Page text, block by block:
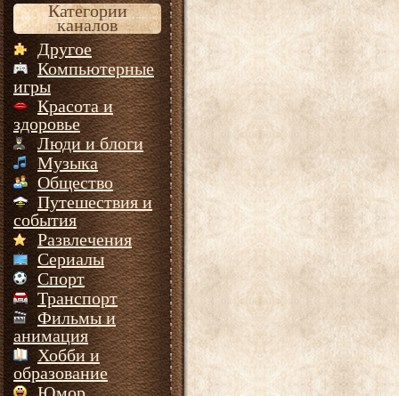
Категории
каналов
Другое
Компьютерные
игры
Красота и
здоровье
Люди и блоги
Музыка
Общество
Путешествия и
события
Развлечения
Сериалы
Спорт
Транспорт
Фильмы и
анимация
Хобби и
образование